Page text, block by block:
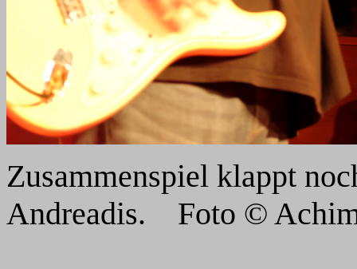
Zusammenspiel klappt
Andreadis. Foto ©